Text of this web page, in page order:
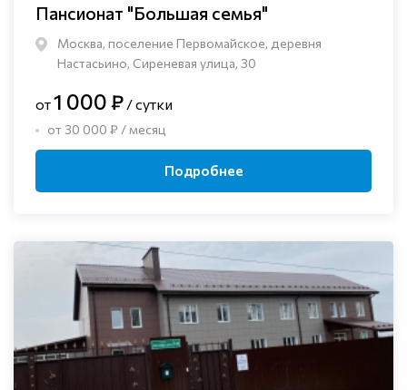
Пансионат "Большая семья"
Москва, поселение Первомайское, деревня
Настасьино, Сиреневая улица, 30
от1 000 ₽ / сутки
от 30 000 ₽ / месяц
Подробнее